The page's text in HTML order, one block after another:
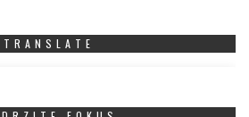
TRANSLATE